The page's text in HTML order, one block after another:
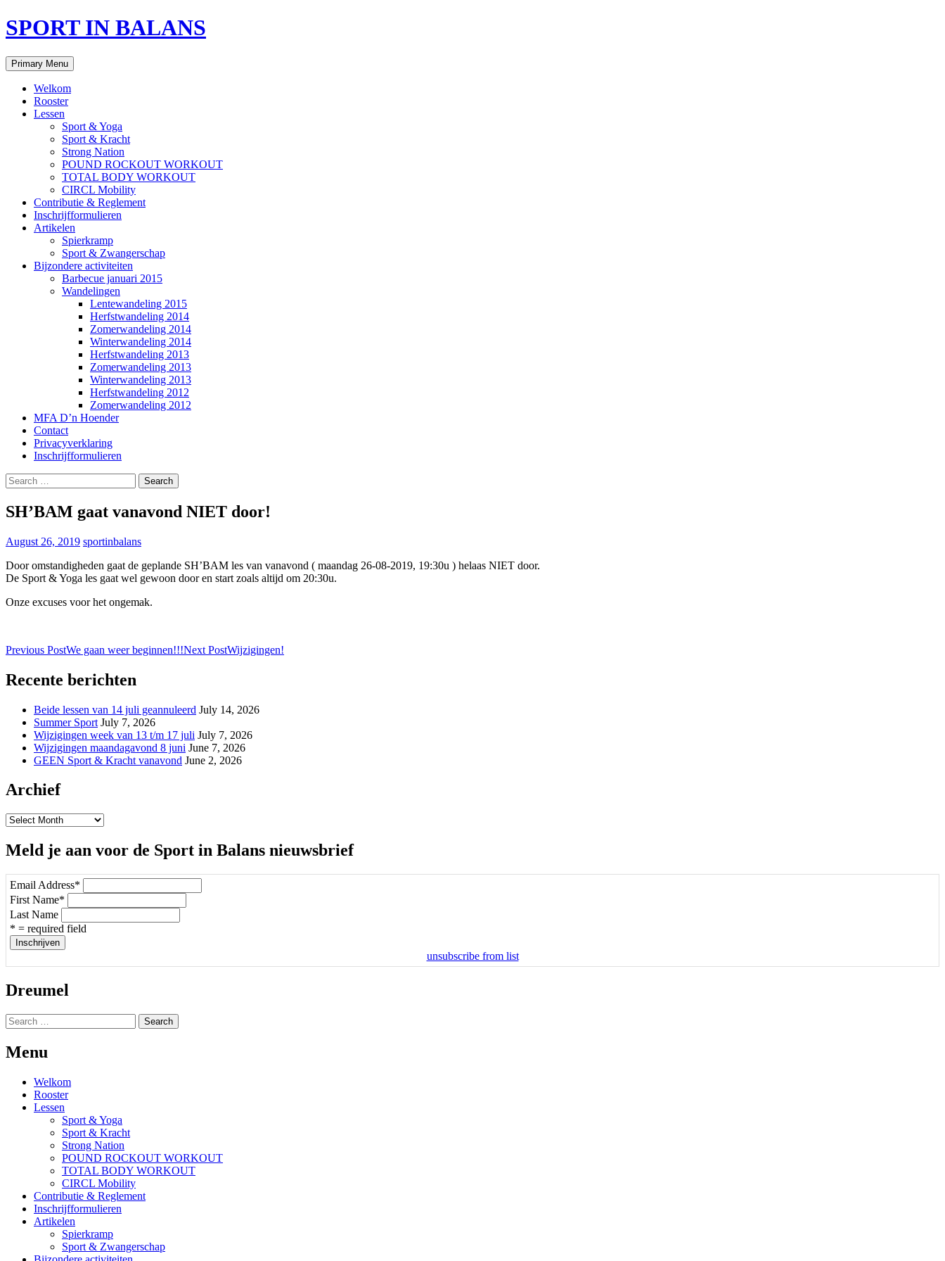
Skip
to
SPORT IN BALANS
Search
Primary Menu
Welkom
Rooster
Lessen
Sport & Yoga
Sport & Kracht
Strong Nation
POUND ROCKOUT WORKOUT
TOTAL BODY WORKOUT
CIRCL Mobility
Contributie & Reglement
Inschrijfformulieren
Artikelen
Spierkramp
Sport & Zwangerschap
Bijzondere activiteiten
Barbecue januari 2015
Wandelingen
Lentewandeling 2015
Herfstwandeling 2014
Zomerwandeling 2014
Winterwandeling 2014
Herfstwandeling 2013
Zomerwandeling 2013
Winterwandeling 2013
Herfstwandeling 2012
Zomerwandeling 2012
MFA D’n Hoender
Contact
Privacyverklaring
Inschrijfformulieren
Search
for:
SH’BAM gaat vanavond NIET door!
August 26, 2019 sportinbalans
Door omstandigheden gaat de geplande SH’BAM les van vanavond ( maandag 26-08-2019, 19:30u ) helaas NIET door.
De Sport & Yoga les gaat wel gewoon door en start zoals altijd om 20:30u.
Onze excuses voor het ongemak.
Post
navigation
Previous PostWe gaan weer beginnen!!!Next PostWijzigingen!
Recente berichten
Beide lessen van 14 juli geannuleerd July 14, 2026
Summer Sport July 7, 2026
Wijzigingen week van 13 t/m 17 juli July 7, 2026
Wijzigingen maandagavond 8 juni June 7, 2026
GEEN Sport & Kracht vanavond June 2, 2026
Archief
Archief
Meld je aan voor de Sport in Balans nieuwsbrief
Email Address*
First Name*
Last Name
* = required field
unsubscribe from list
Dreumel
Search
for:
Menu
Welkom
Rooster
Lessen
Sport & Yoga
Sport & Kracht
Strong Nation
POUND ROCKOUT WORKOUT
TOTAL BODY WORKOUT
CIRCL Mobility
Contributie & Reglement
Inschrijfformulieren
Artikelen
Spierkramp
Sport & Zwangerschap